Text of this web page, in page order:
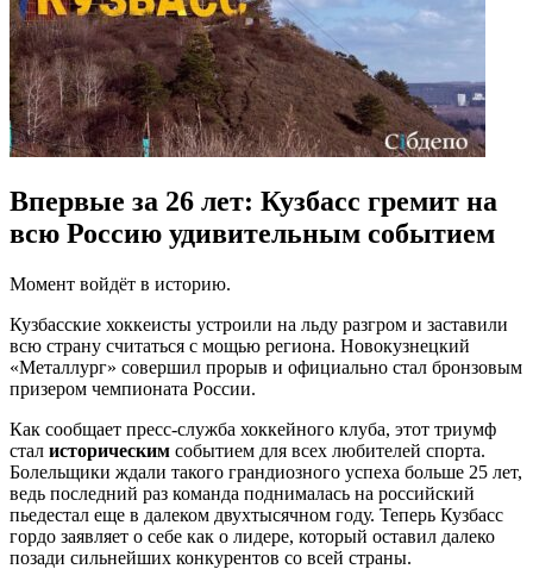
Впервые за 26 лет: Кузбасс гремит на
всю Россию удивительным событием
Момент войдёт в историю.
Кузбасские хоккеисты устроили на льду разгром и заставили
всю страну считаться с мощью региона. Новокузнецкий
«Металлург» совершил прорыв и официально стал бронзовым
призером чемпионата России.
Как сообщает пресс-служба хоккейного клуба, этот триумф
стал историческим событием для всех любителей спорта.
Болельщики ждали такого грандиозного успеха больше 25 лет,
ведь последний раз команда поднималась на российский
пьедестал еще в далеком двухтысячном году. Теперь Кузбасс
гордо заявляет о себе как о лидере, который оставил далеко
позади сильнейших конкурентов со всей страны.